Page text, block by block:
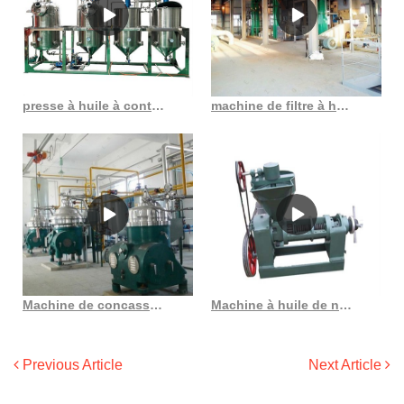
presse à huile à contrôle automatique de la température au Sénégal machine de filtre à huile centrifuge automatique au Cameroun
Machine de concassage d’huile de coprah, presse à huile, bon prix, pour noix de coco au Burundi Machine à huile de noix de coco pressée à froid, Allemagne, Costa Rica
Previous Article Next Article